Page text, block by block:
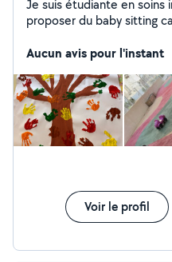
Je suis étudiante en soins
proposer du baby sitting car j'ai
périscolaire) . Je suis
dans le cadre de
études
Aucun avis pour l'instant
Voir le profil